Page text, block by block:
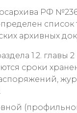
РФ
определен
архивных
1.2. главы 2
сроки